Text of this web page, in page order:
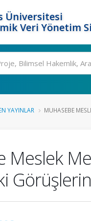
Üniversitesi
Veri Yönetim
YAYINLAR MUHASEBE
Meslek